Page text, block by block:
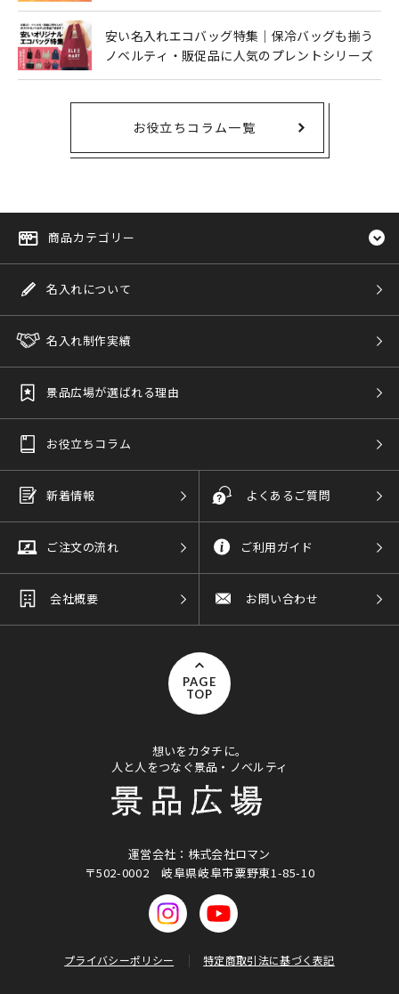
安い名入れエコバッグ特集｜保冷バッグも揃う
ノベルティ・販促品に人気のプレントシリーズ
お役立ちコラム一覧
商品カテゴリー
名入れについて
名入れ制作実績
景品広場が選ばれる理由
お役立ちコラム
新着情報 よくあるご質問
ご注文の流れ ご利用ガイド
会社概要 お問い合わせ
PAGE
TOP
想いをカタチに。
人と人をつなぐ景品・ノベルティ
運営会社：株式会社ロマン
〒502-0002岐阜県岐阜市粟野東1-85-10
プライバシーポリシー 特定商取引法に基づく表記